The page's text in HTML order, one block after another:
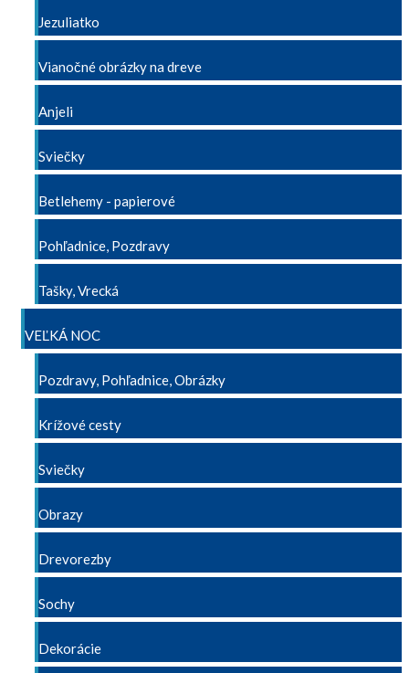
Jezuliatko
Vianočné obrázky na dreve
Anjeli
Sviečky
Betlehemy - papierové
Pohľadnice, Pozdravy
Tašky, Vrecká
VEĽKÁ NOC
Pozdravy, Pohľadnice, Obrázky
Krížové cesty
Sviečky
Obrazy
Drevorezby
Sochy
Dekorácie